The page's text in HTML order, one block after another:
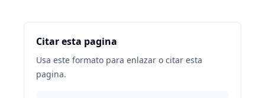
Citar esta pagina
Usa este formato para enlazar o citar esta
pagina.